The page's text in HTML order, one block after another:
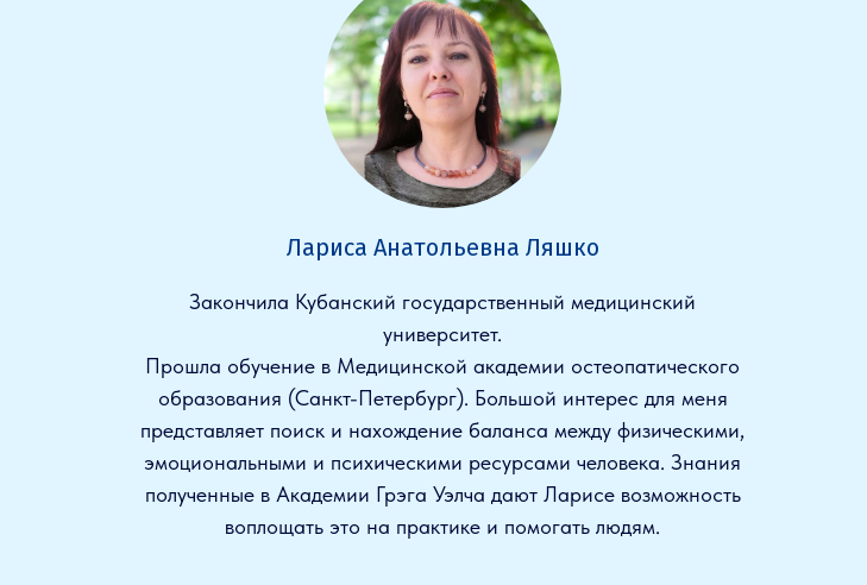
Лариса Анатольевна Ляшко
Закончила Кубанский государственный медицинский
университет.
Прошла обучение в Медицинской академии остеопатического
образования (Санкт-Петербург). Большой интерес для меня
представляет поиск и нахождение баланса между физическими,
эмоциональными и психическими ресурсами человека. Знания
полученные в Академии Грэга Уэлча дают Ларисе возможность
воплощать это на практике и помогать людям.